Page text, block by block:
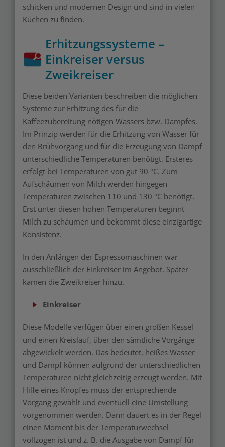
schicken und modernen Design und sind in vielen
Küchen zu finden.
Erhitzungssysteme –
Einkreiser versus
Zweikreiser
Diese beiden Varianten beschreiben die möglichen
Systeme zur Erhitzung des für die
Kaffeezubereitung nötigen Wassers bzw. Dampfes.
Im Prinzip werden für die Erhitzung von Wasser für
den Brühvorgang und für die Erzeugung von Dampf
unterschiedliche Temperaturen benötigt. Ersteres
erfolgt bei Temperaturen von gut 90 °C. Zum
Aufschäumen von Milch werden hingegen
Temperaturen zwischen 110 und 130 °C benötigt.
Erst unter diesen hohen Temperaturen beginnt
Milch zu schäumen und bekommt diese einzigartige
Konsistenz.
In den Anfängen der Espressomaschinen war
ausschließlich der Einkreiser im Angebot. Später
kamen die Zweikreiser hinzu.
Einkreiser
Diese Modelle verfügen über einen großen Kessel
und einen Kreislauf, über den sämtliche Vorgänge
abgewickelt werden. Das bedeutet, heißes Wasser
und Dampf können aufgrund der unterschiedlichen
Temperaturen nicht gleichzeitig erzeugt werden. Mit
Hilfe eines Knopfes muss der entsprechende
Vorgang gewählt und eventuell eine Umstellung
vorgenommen werden. Dann dauert es in der Regel
einen Moment bis der Temperaturwechsel
vollzogen ist und z. B. die Ausgabe von Dampf für